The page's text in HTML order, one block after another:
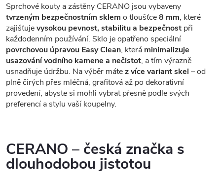
Sprchové kouty a zástěny CERANO jsou vybaveny
tvrzeným bezpečnostním sklem o tloušťce8 mm, které
zajišťujevysokou pevnost, stabilitu a bezpečnost při
každodenním používání. Sklo je opatřeno speciální
povrchovou úpravou Easy Clean, která minimalizuje
usazování vodního kamene a nečistot, a tím výrazně
usnadňuje údržbu. Na výběr mátez více variant skel – od
plně čirých přes mléčná, grafitová až po dekorativní
provedení, abyste si mohli vybrat přesně podle svých
preferencí a stylu vaší koupelny.
CERANO – česká značka s
dlouhodobou jistotou